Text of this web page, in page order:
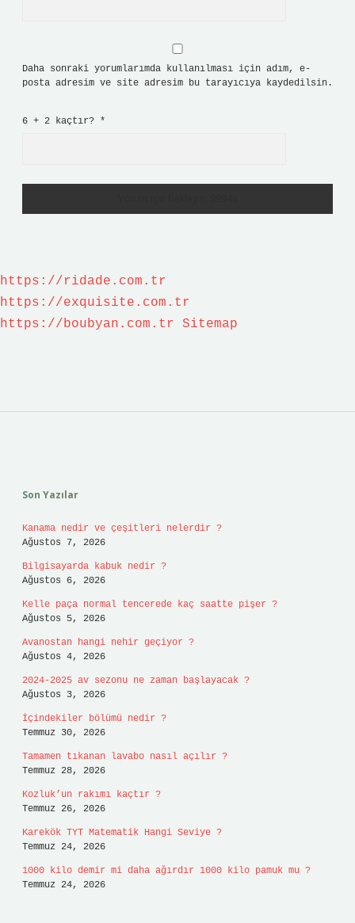
Daha sonraki yorumlarımda kullanılması için adım, e-
posta adresim ve site adresim bu tarayıcıya kaydedilsin.
6 + 2 kaçtır? *
https://ridade.com.tr
https://exquisite.com.tr
https://boubyan.com.tr
Sitemap
Son Yazılar
Kanama nedir ve çeşitleri nelerdir ?
Ağustos 7, 2026
Bilgisayarda kabuk nedir ?
Ağustos 6, 2026
Kelle paça normal tencerede kaç saatte pişer ?
Ağustos 5, 2026
Avanostan hangi nehir geçiyor ?
Ağustos 4, 2026
2024-2025 av sezonu ne zaman başlayacak ?
Ağustos 3, 2026
İçindekiler bölümü nedir ?
Temmuz 30, 2026
Tamamen tıkanan lavabo nasıl açılır ?
Temmuz 28, 2026
Kozluk’un rakımı kaçtır ?
Temmuz 26, 2026
Karekök TYT Matematik Hangi Seviye ?
Temmuz 24, 2026
1000 kilo demir mi daha ağırdır 1000 kilo pamuk mu ?
Temmuz 24, 2026